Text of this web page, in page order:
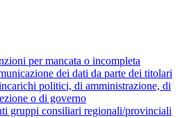
per mancata o incompleta
dei dati da parte dei titolari
politici, di amministrazione, di
o di governo
gruppi consiliari regionali/provinciali